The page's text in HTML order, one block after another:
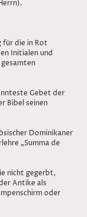
für die in Rot
Initialen und
Gebet der
Bibel seinen
Dominikaner
„Summa de
nicht gegerbt,
Antike als
oder